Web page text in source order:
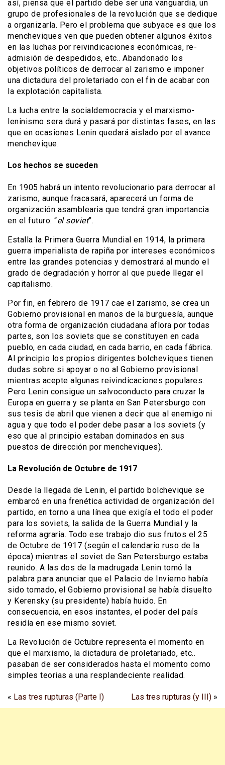
así, piensa que el partido debe ser una vanguardia, un
grupo de profesionales de la revolución que se dedique
a organizarla. Pero el problema que subyace es que los
mencheviques ven que pueden obtener algunos éxitos
en las luchas por reivindicaciones económicas, re-
admisión de despedidos, etc.. Abandonado los
objetivos políticos de derrocar al zarismo e imponer
una dictadura del proletariado con el fin de acabar con
la explotación capitalista.
La lucha entre la socialdemocracia y el marxismo-
leninismo sera durá y pasará por distintas fases, en las
que en ocasiones Lenin quedará aislado por el avance
menchevique.
Los hechos se suceden
En 1905 habrá un intento revolucionario para derrocar al
zarismo, aunque fracasará, aparecerá un forma de
organización asamblearia que tendrá gran importancia
en el futuro: “el soviet”.
Estalla la Primera Guerra Mundial en 1914, la primera
guerra imperialista de rapiña por intereses económicos
entre las grandes potencias y demostrará al mundo el
grado de degradación y horror al que puede llegar el
capitalismo.
Por fin, en febrero de 1917 cae el zarismo, se crea un
Gobierno provisional en manos de la burguesía, aunque
otra forma de organización ciudadana aflora por todas
partes, son los soviets que se constituyen en cada
pueblo, en cada ciudad, en cada barrio, en cada fábrica.
Al principio los propios dirigentes bolcheviques tienen
dudas sobre si apoyar o no al Gobierno provisional
mientras acepte algunas reivindicaciones populares.
Pero Lenin consigue un salvoconducto para cruzar la
Europa en guerra y se planta en San Petersburgo con
sus tesis de abril que vienen a decir que al enemigo ni
agua y que todo el poder debe pasar a los soviets (y
eso que al principio estaban dominados en sus
puestos de dirección por mencheviques).
La Revolución de Octubre de 1917
Desde la llegada de Lenin, el partido bolchevique se
embarcó en una frenética actividad de organización del
partido, en torno a una línea que exigía el todo el poder
para los soviets, la salida de la Guerra Mundial y la
reforma agraria. Todo ese trabajo dio sus frutos el 25
de Octubre de 1917 (según el calendario ruso de la
época) mientras el soviet de San Petersburgo estaba
reunido. A las dos de la madrugada Lenin tomó la
palabra para anunciar que el Palacio de Invierno había
sido tomado, el Gobierno provisional se había disuelto
y Kerensky (su presidente) había huido. En
consecuencia, en esos instantes, el poder del país
residía en ese mismo soviet.
La Revolución de Octubre representa el momento en
que el marxismo, la dictadura de proletariado, etc..
pasaban de ser considerados hasta el momento como
simples teorias a una resplandeciente realidad.
« Las tres rupturas (Parte I) Las tres rupturas (y III) »